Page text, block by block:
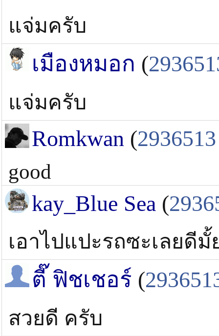
แจ่มครับ
เมืองหมอก (
แจ่มครับ
Romkwan (2936513
good
kay_Blue Sea (
เอาไปแปะรถซะเลยดีมั้
ตี๊ ฟิชเชอร์ (
สวยดี ครับ